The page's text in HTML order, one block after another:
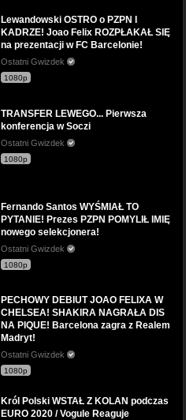
Lewandowski OSTRO o PZPN I
KADRZE! Joao Felix ROZPŁAKAŁ SIĘ
na prezentacji w FC Barcelonie!
Ostatni Gwizdek
1080p
TRANSFER LEWEGO... Pierwsza
konferencja w Soczi
Ostatni Gwizdek
1080p
Fernando Santos WYŚMIAŁ TO
PYTANIE! Prezes PZPN POMYLIŁ IMIĘ
nowego selekcjonera!
Ostatni Gwizdek
1080p
PECHOWY DEBIUT JOAO FELIXA W
CHELSEA! SHAKIRA NAGRAŁA DIS
NA PIQUE! Barcelona zagra z Realem
Madryt!
Ostatni Gwizdek
1080p
Król Polski WSTAŁ Z KOLAN podczas
EURO 2020 / Vogule Reaguje